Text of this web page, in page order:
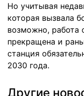
Но учитывая
которая вызвала
возможно, работа
прекращена и
станция
2030 года.
Другие